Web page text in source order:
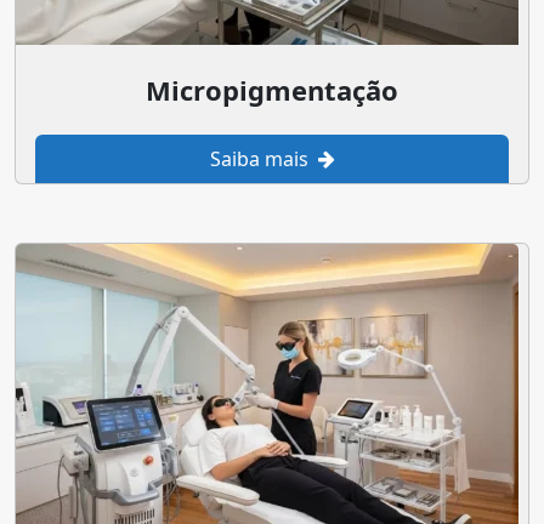
Micropigmentação
Saiba mais